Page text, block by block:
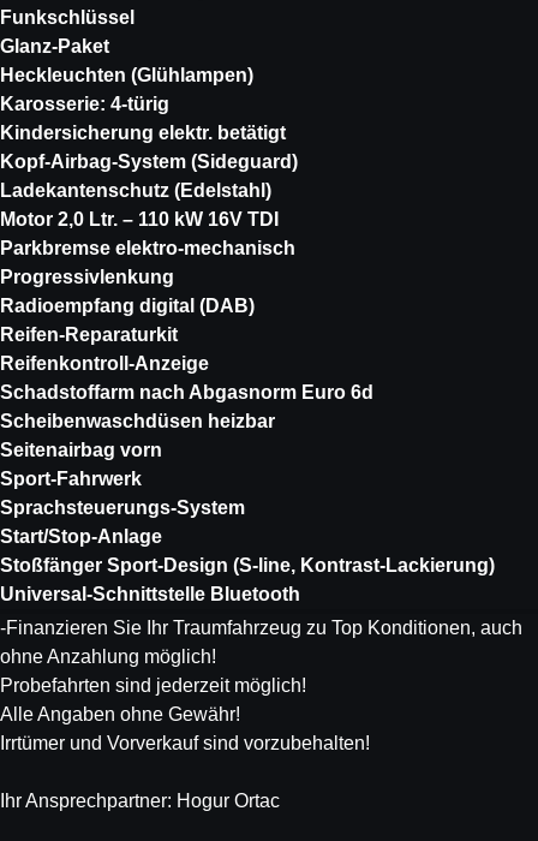
Funkschlüssel
Glanz-Paket
Heckleuchten (Glühlampen)
Karosserie: 4-türig
Kindersicherung elektr. betätigt
Kopf-Airbag-System (Sideguard)
Ladekantenschutz (Edelstahl)
Motor 2,0 Ltr. – 110 kW 16V TDI
Parkbremse elektro-mechanisch
Progressivlenkung
Radioempfang digital (DAB)
Reifen-Reparaturkit
Reifenkontroll-Anzeige
Schadstoffarm nach Abgasnorm Euro 6d
Scheibenwaschdüsen heizbar
Seitenairbag vorn
Sport-Fahrwerk
Sprachsteuerungs-System
Start/Stop-Anlage
Stoßfänger Sport-Design (S-line, Kontrast-Lackierung)
Universal-Schnittstelle Bluetooth
-Finanzieren Sie Ihr Traumfahrzeug zu Top Konditionen, auch
ohne Anzahlung möglich!
Probefahrten sind jederzeit möglich!
Alle Angaben ohne Gewähr!
Irrtümer und Vorverkauf sind vorzubehalten!
Ihr Ansprechpartner: Hogur Ortac